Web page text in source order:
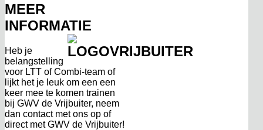
MEER
INFORMATIE
Heb je
belangstelling
voor LTT of Combi-team of
lijkt het je leuk om een een
keer mee te komen trainen
bij GWV de Vrijbuiter, neem
dan contact met ons op of
direct met GWV de Vrijbuiter!